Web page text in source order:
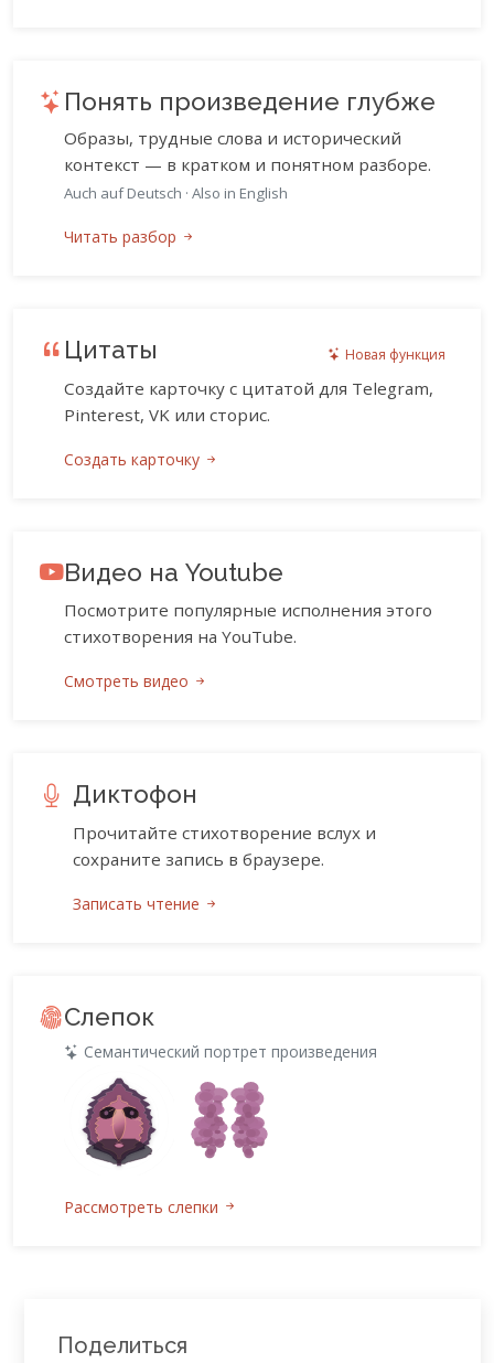
Понять произведение глубже
Образы, трудные слова и исторический
контекст — в кратком и понятном разборе.
Auch auf Deutsch · Also in English
Читать разбор
Цитаты Новая функция
Создайте карточку с цитатой для Telegram,
Pinterest, VK или сторис.
Создать карточку
Видео на Youtube
Посмотрите популярные исполнения этого
стихотворения на YouTube.
Смотреть видео
Диктофон
Прочитайте стихотворение вслух и
сохраните запись в браузере.
Записать чтение
Слепок
Семантический портрет произведения
Рассмотреть слепки
Поделиться